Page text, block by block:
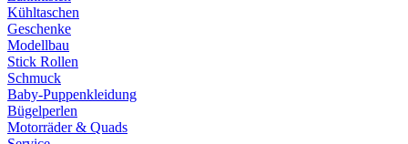
Kühltaschen
Geschenke
Modellbau
Stick Rollen
Schmuck
Baby-Puppenkleidung
Bügelperlen
Motorräder & Quads